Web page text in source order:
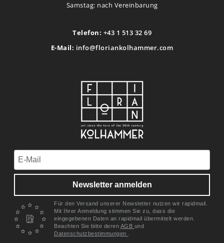
Samstag: nach Vereinbarung
Telefon: +43 1 513 32 69
E-Mail: info@floriankolhammer.com
Newsletter anmelden
Für den Versand unserer Newsletter nutzen wir rapidmail.
Mit Ihrer Anmeldung stimmen Sie zu, dass die
eingegebenen Daten an rapidmail übermittelt werden.
Beachten Sie bitte deren AGB und
Datenschutzbestimmungen